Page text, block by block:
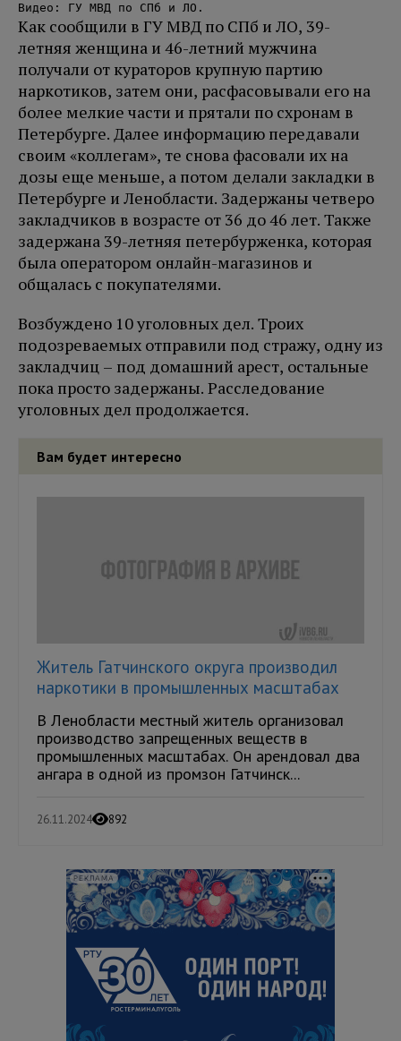
Видео: ГУ МВД по СПб и ЛО.
Как сообщили в ГУ МВД по СПб и ЛО, 39-
летняя женщина и 46-летний мужчина
получали от кураторов крупную партию
наркотиков, затем они, расфасовывали его на
более мелкие части и прятали по схронам в
Петербурге. Далее информацию передавали
своим «коллегам», те снова фасовали их на
дозы еще меньше, а потом делали закладки в
Петербурге и Ленобласти. Задержаны четверо
закладчиков в возрасте от 36 до 46 лет. Также
задержана 39-летняя петербурженка, которая
была оператором онлайн-магазинов и
общалась с покупателями.
Возбуждено 10 уголовных дел. Троих
подозреваемых отправили под стражу, одну из
закладчиц – под домашний арест, остальные
пока просто задержаны. Расследование
уголовных дел продолжается.
Вам будет интересно
Житель Гатчинского округа производил
наркотики в промышленных масштабах
В Ленобласти местный житель организовал
производство запрещенных веществ в
промышленных масштабах. Он арендовал два
ангара в одной из промзон Гатчинск...
26.11.2024 892
РЕКЛАМА